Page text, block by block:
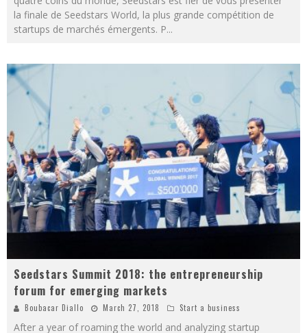
la finale de Seedstars World, la plus grande compétition de
startups de marchés émergents. P...
Seedstars Summit 2018: the entrepreneurship
forum for emerging markets
Boubacar Diallo March 27, 2018 Start a business
After a year of roaming the world and analyzing startup